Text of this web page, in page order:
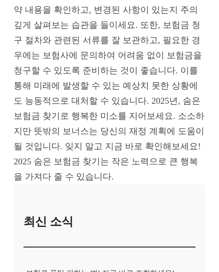
약 내용을 확인하고, 변경된 사항이 있는지 주의
깊게 살펴보는 습관을 들이세요. 또한, 보험금 청
구 절차와 관련된 서류를 잘 보관하고, 필요한 경
우에는 보험사에 문의하여 어려움 없이 보험금을
청구할 수 있도록 준비하는 것이 좋습니다. 이를
통해 미래에 발생할 수 있는 예상치 못한 상황에
도 능동적으로 대처할 수 있습니다. 2025년, 숨은
보험금 찾기로 행복한 미소를 지어보세요. 소소하
지만 뜻밖의 보너스는 당신의 재정 계획에 도움이
될 것입니다. 잊지 말고 지금 바로 확인해보세요!
2025 숨은 보험금 찾기는 작은 노력으로 큰 행복
을 가져다 줄 수 있습니다.
최신 소식